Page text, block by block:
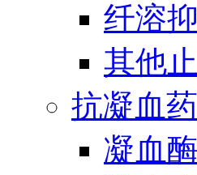
纤溶
其他
抗凝血药
凝血